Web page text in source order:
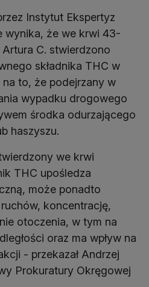
Instytut Ekspertyz
wynika, że we krwi 43-
C. stwierdzono
składnika THC w
to, że podejrzany w
wypadku drogowego
środka odurzającego
haszyszu.
we krwi
THC upośledza
może ponadto
koncentrację,
otoczenia, w tym na
oraz ma wpływ na
- przekazał Andrzej
Prokuratury Okręgowej